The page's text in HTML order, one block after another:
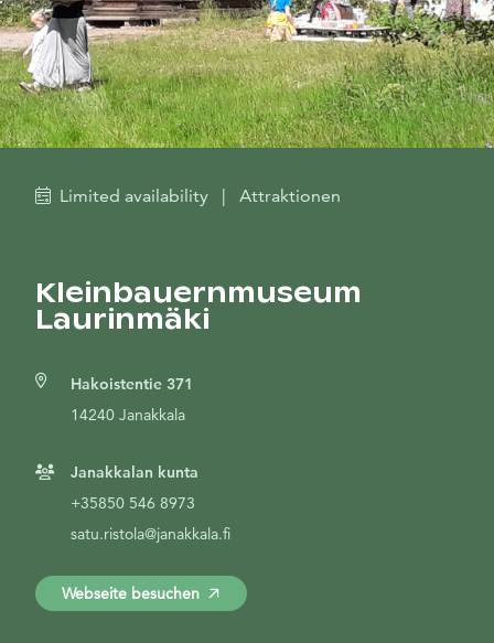
Limited availability | Attraktionen
Kleinbauernmuseum
Laurinmäki
Hakoistentie 371
14240 Janakkala
Janakkalan kunta
+35850 546 8973
satu.ristola@janakkala.fi
Webseite besuchen